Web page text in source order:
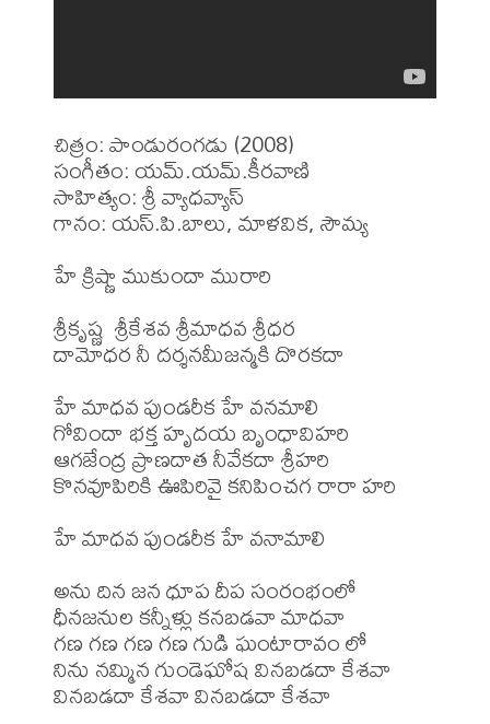
చిత్రం: పాండురంగడు (2008)
సంగీతం: యమ్.యమ్.కీరవాణి
సాహిత్యం: శ్రీ వ్యాధవ్యాస్
గానం: యస్.పి.బాలు, మాళవిక, సౌమ్య
హే క్రిష్ణా ముకుందా మురారి
శ్రీకృష్ణ  శ్రీకేశవ శ్రీమాధవ శ్రీధర
దామోధర నీ దర్శనమీజన్మకి దొరకదా
హే మాధవ పుండరీక హే వనమాలి
గోవిందా భక్త హృదయ బృంధావిహరి
ఆగజేంద్ర ప్రాణదాత నీవేకదా శ్రీహరి
కొనవూపిరికి ఊపిరివై కనిపించగ రారా హరి
హే మాధవ పుండరీక హే వనామాలి
అను దిన జన ధూప దీప సంరంభంలో
ధీనజనుల కన్నీళ్లు కనబడవా మాధవా
గణ గణ గణ గణ గుడి ఘంటారావం లో
నిను నమ్మిన గుండెఘోష వినబడదా కేశవా
వినబడదా కేశవా వినబడదా కేశవా